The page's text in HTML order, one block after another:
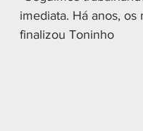
imediata. Há anos,
finalizou Toninho